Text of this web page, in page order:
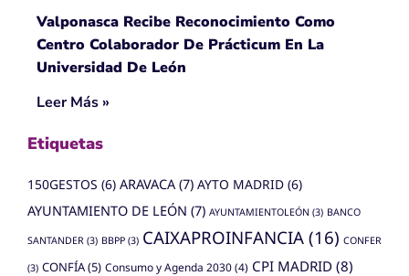
Valponasca Recibe Reconocimiento Como
Centro Colaborador De Prácticum En La
Universidad De León
Leer Más »
Etiquetas
150GESTOS (6) ARAVACA (7) AYTO MADRID (6)
AYUNTAMIENTO DE LEÓN (7) AYUNTAMIENTOLEÓN (3) BANCO
SANTANDER (3) BBPP (3) CAIXAPROINFANCIA (16) CONFER
(3) CONFÍA(5) Consumo y Agenda 2030(4) CPI MADRID (8)